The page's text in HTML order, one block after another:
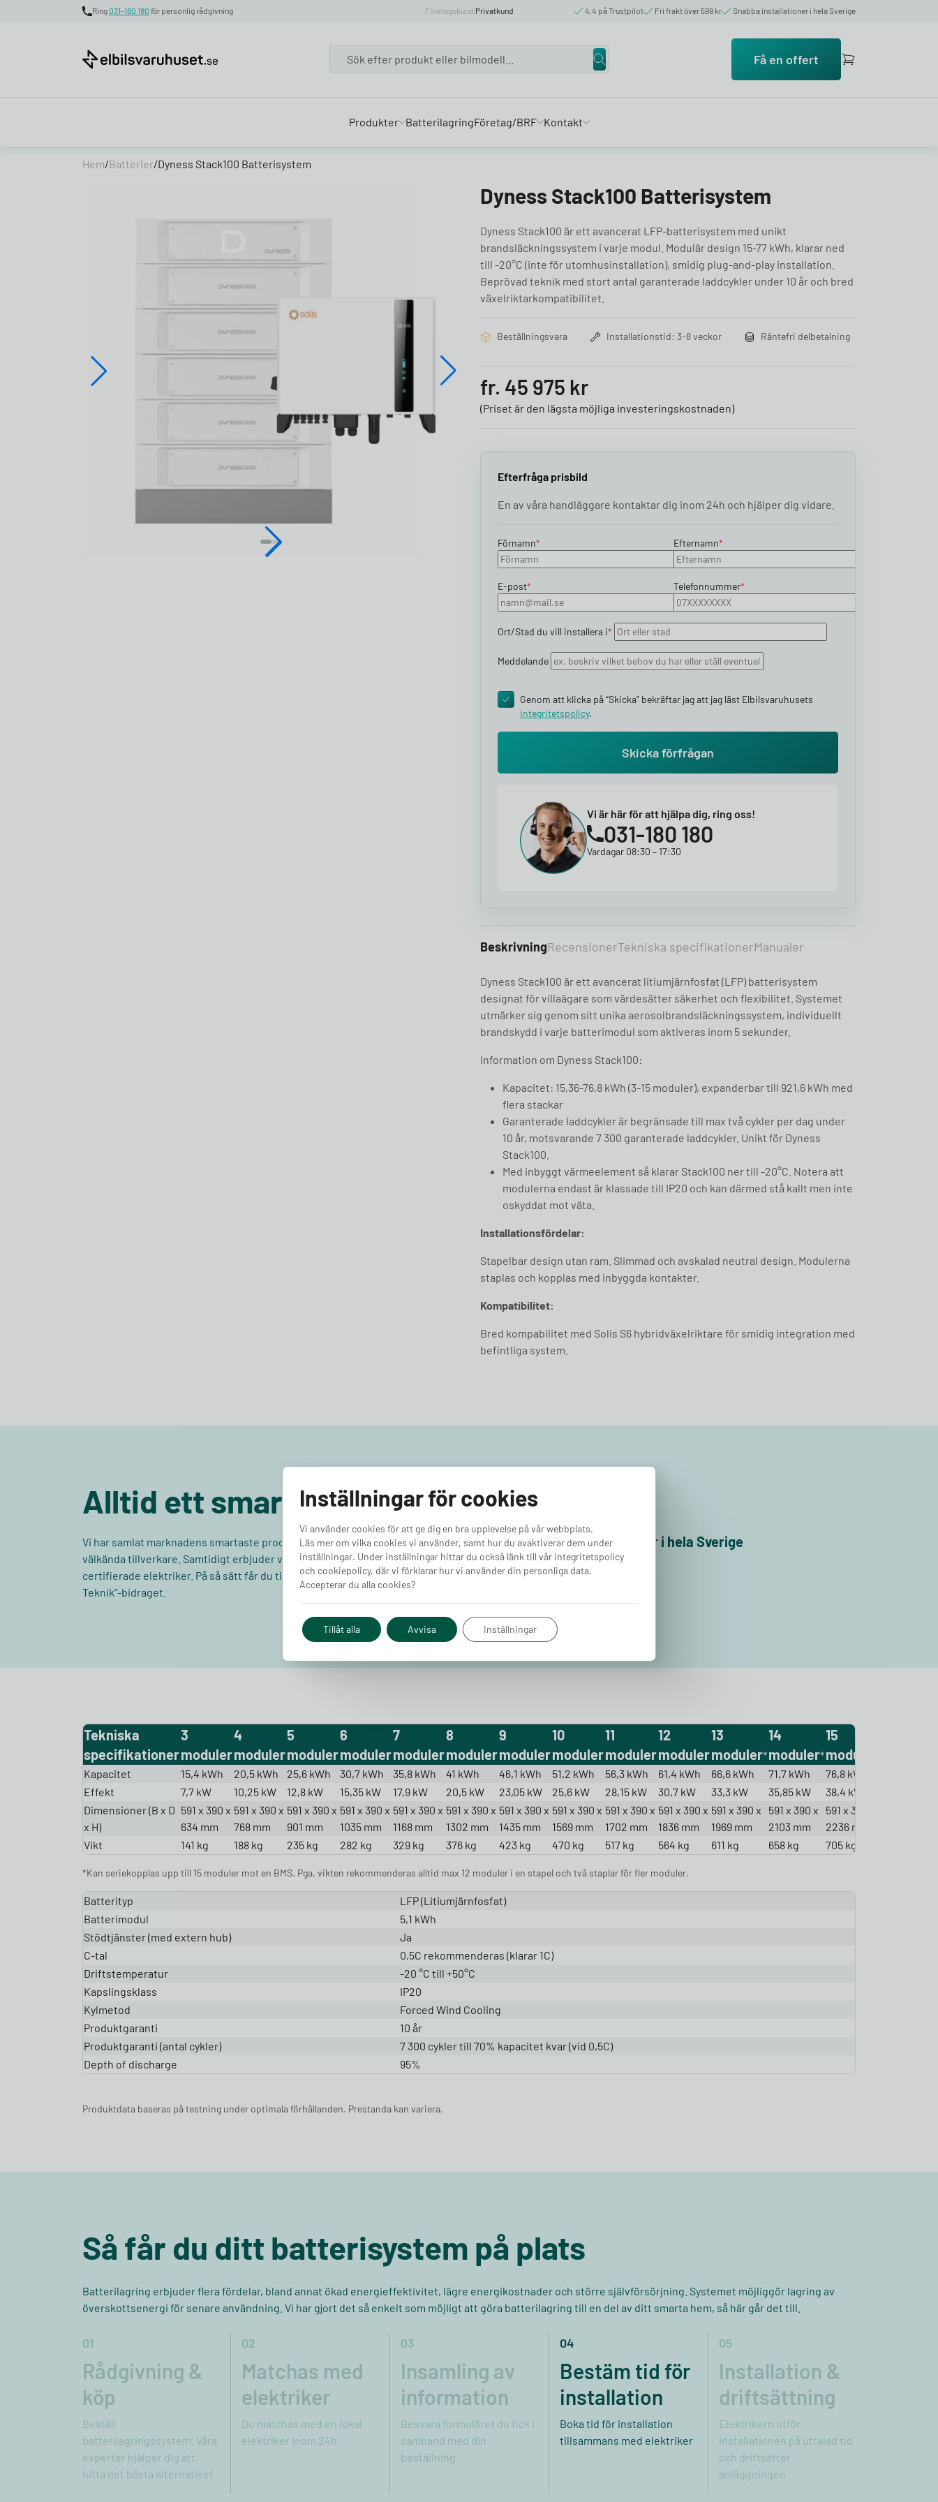
Ring031-180 180 för personlig rådgivning Företagskund|Privatkund 4,4 på Trustpilot Fri frakt över 599 kr Snabba installationer i hela Sverige
Få en offert
Produkter BatterilagringFöretag/BRF Kontakt
Hem/Batterier/Dyness Stack100 Batterisystem
Dyness Stack100 Batterisystem
Dyness Stack100 är ett avancerat LFP-batterisystem med unikt
brandsläckningssystem i varje modul. Modulär design 15-77 kWh, klarar ned
till -20°C (inte för utomhusinstallation), smidig plug-and-play installation.
Beprövad teknik med stort antal garanterade laddcykler under 10 år och bred
växelriktarkompatibilitet.
Beställningsvara Installationstid: 3-8 veckor Räntefri delbetalning
fr. 45 975 kr
(Priset är den lägsta möjliga investeringskostnaden)
Efterfråga prisbild
En av våra handläggare kontaktar dig inom 24h och hjälper dig vidare.
Förnamn* Efternamn*
E-post* Telefonnummer*
Ort/Stad du vill installera i*
Meddelande
Genom att klicka på “Skicka” bekräftar jag att jag läst Elbilsvaruhusets
integritetspolicy​.
Vi är här för att hjälpa dig, ring oss!
031-180 180
Vardagar 08:30 – 17:30
BeskrivningRecensionerTekniska specifikationerManualer
Dyness Stack100 är ett avancerat litiumjärnfosfat (LFP) batterisystem
designat för villaägare som värdesätter säkerhet och flexibilitet. Systemet
utmärker sig genom sitt unika aerosolbrandsläckningssystem, individuellt
brandskydd i varje batterimodul som aktiveras inom 5 sekunder.
Information om Dyness Stack100:
Kapacitet: 15,36-76,8 kWh (3-15 moduler), expanderbar till 921,6 kWh med
flera stackar
Garanterade laddcykler är begränsade till max två cykler per dag under
10 år, motsvarande 7 300 garanterade laddcykler. Unikt för Dyness
Stack100.
Med inbyggt värmeelement så klarar Stack100 ner till -20°C. Notera att
modulerna endast är klassade till IP20 och kan därmed stå kallt men inte
oskyddat mot väta.
Installationsfördelar:
Stapelbar design utan ram. Slimmad och avskalad neutral design. Modulerna
staplas och kopplas med inbyggda kontakter.
Kompatibilitet:
Bred kompabilitet med Solis S6 hybridväxelriktare för smidig integration med
befintliga system.
Alltid ett smart val
Vi har samlat marknadens smartaste produkter under ett och samma tak från
välkända tillverkare. Samtidigt erbjuder vi alltid installation via utvalda
certifierade elektriker. På så sätt får du tillgång till 50% avdrag med ”Grön
Teknik”-bidraget.
Enkel beställning
Snabba installationer i hela Sverige
Alltid prisvärt
Tekniska
specifikationer
3
moduler
4
moduler
5
moduler
6
moduler
7
moduler
8
moduler
9
moduler
10
moduler
11
moduler
12
moduler
13
moduler*
14
moduler*
15
moduler
Kapacitet
15,4 kWh 20,5 kWh 25,6 kWh 30,7 kWh 35,8 kWh 41 kWh 46,1 kWh 51,2 kWh 56,3 kWh 61,4 kWh 66,6 kWh 71,7 kWh
76,8 kWh
Effekt
7,7 kW 10,25 kW 12,8 kW 15,35 kW 17,9 kW 20,5 kW 23,05 kW 25,6 kW 28,15 kW 30,7 kW 33,3 kW 35,85 kW
38,4 kW
Dimensioner (B x D
x H)
591 x 390 x
634 mm
591 x 390 x
768 mm
591 x 390 x
901 mm
591 x 390 x
1035 mm
591 x 390 x
1168 mm
591 x 390 x
1302 mm
591 x 390 x
1435 mm
591 x 390 x
1569 mm
591 x 390 x
1702 mm
591 x 390 x
1836 mm
591 x 390 x
1969 mm
591 x 390 x
2103 mm
591 x 390 x
2236 mm
Vikt
141 kg 188 kg 235 kg 282 kg 329 kg 376 kg 423 kg 470 kg 517 kg 564 kg 611 kg 658 kg 705 kg
*Kan seriekopplas upp till 15 moduler mot en BMS. Pga. vikten rekommenderas alltid max 12 moduler i en stapel och två staplar för fler moduler.
Batterityp
LFP (Litiumjärnfosfat)
Batterimodul
5,1 kWh
Stödtjänster (med extern hub)
Ja
C-tal
0,5C rekommenderas (klarar 1C)
Driftstemperatur
-20 °C till +50°C
Kapslingsklass
IP20
Kylmetod
Forced Wind Cooling
Produktgaranti
10 år
Produktgaranti (antal cykler)
7 300 cykler till 70% kapacitet kvar (vid 0,5C)
Depth of discharge
95%
Produktdata baseras på testning under optimala förhållanden. Prestanda kan variera.
Så får du ditt batterisystem på plats
Batterilagring erbjuder flera fördelar, bland annat ökad energieffektivitet, lägre energikostnader och större självförsörjning. Systemet möjliggör lagring av
överskottsenergi för senare användning. Vi har gjort det så enkelt som möjligt att göra batterilagring till en del av ditt smarta hem, så här går det till.
01
Rådgivning &
köp
Beställ
batterilagringssystem. Våra
experter hjälper dig att
hitta det bästa alternativet
02
Matchas med
elektriker
Du matchas med en lokal
elektriker inom 24h
03
Insamling av
information
Besvara formuläret du fick i
samband med din
beställning
04
Bestäm tid för
installation
Boka tid för installation
tillsammans med elektriker
05
Installation &
driftsättning
Elektrikern utför
installationen på uttalad tid
och driftsätter
anläggningen
Inställningar för cookies
Vi använder cookies för att ge dig en bra upplevelse på vår webbplats.
Läs mer om vilka cookies vi använder, samt hur du avaktiverar dem under
inställningar. Under inställningar hittar du också länk till vår integritetspolicy
och cookiepolicy, där vi förklarar hur vi använder din personliga data.
Accepterar du alla cookies?
Tillåt alla Avvisa Inställningar